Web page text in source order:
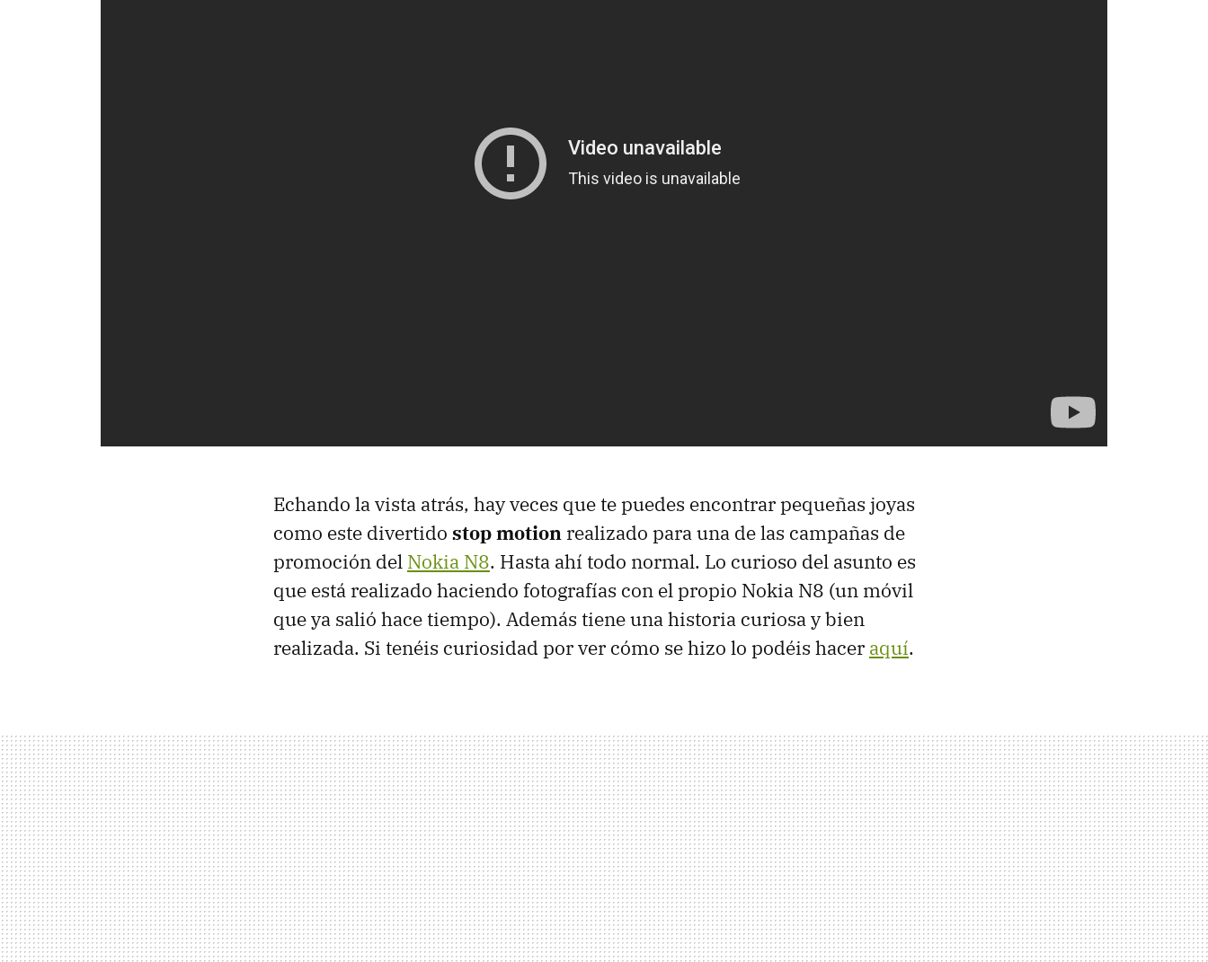
Echando la vista atrás, hay veces que te puedes encontrar pequeñas joyas
como este divertido stop motion realizado para una de las campañas de
promoción del Nokia N8. Hasta ahí todo normal. Lo curioso del asunto es
que está realizado haciendo fotografías con el propio Nokia N8 (un móvil
que ya salió hace tiempo). Además tiene una historia curiosa y bien
realizada. Si tenéis curiosidad por ver cómo se hizo lo podéis hacer aquí.